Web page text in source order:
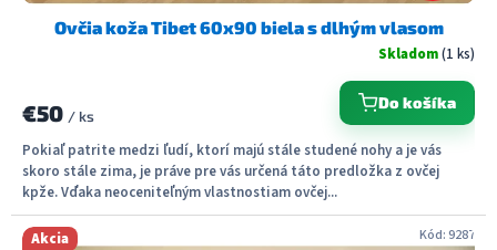
Ovčia koža Tibet 60x90 biela s dlhým vlasom
Skladom(1 ks)
€50 / ks
Do košíka
Pokiaľ patrite medzi ľudí, ktorí majú stále studené nohy a je vás
skoro stále zima, je práve pre vás určená táto predložka z ovčej
kpže. Vďaka neoceniteľným vlastnostiam ovčej...
Akcia
Kód:9287